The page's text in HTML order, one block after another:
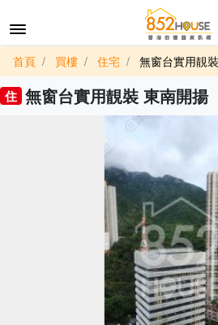
首頁 買樓 住宅 無窗台實用靚
住 無窗台實用靚裝 東南開揚